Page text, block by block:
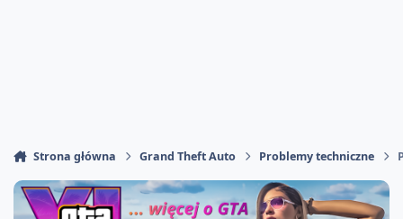
Strona główna Grand Theft Auto Problemy techniczne